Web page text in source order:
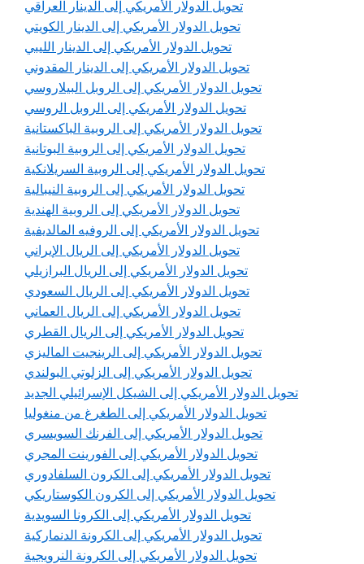
تحويل الدولار الأمريكي إلى الدينار العراقي
تحويل الدولار الأمريكي إلى الدينار الكويتي
تحويل الدولار الأمريكي إلى الدينار الليبي
تحويل الدولار الأمريكي إلى الدينار المقدوني
تحويل الدولار الأمريكي إلى الروبل البيلاروسي
تحويل الدولار الأمريكي إلى الروبل الروسي
تحويل الدولار الأمريكي إلى الروبية الباكستانية
تحويل الدولار الأمريكي إلى الروبية البوتانية
تحويل الدولار الأمريكي إلى الروبية السريلانكية
تحويل الدولار الأمريكي إلى الروبية النيبالية
تحويل الدولار الأمريكي إلى الروبية الهندية
تحويل الدولار الأمريكي إلى الروفيه المالديفية
تحويل الدولار الأمريكي إلى الريال الإيراني
تحويل الدولار الأمريكي إلى الريال البرازيلي
تحويل الدولار الأمريكي إلى الريال السعودي
تحويل الدولار الأمريكي إلى الريال العماني
تحويل الدولار الأمريكي إلى الريال القطري
تحويل الدولار الأمريكي إلى الرينجيت الماليزي
تحويل الدولار الأمريكي إلى الزلوتي البولندي
تحويل الدولار الأمريكي إلى الشيكل الإسرائيلي الجديد
تحويل الدولار الأمريكي إلى الطغرغ من منغوليا
تحويل الدولار الأمريكي إلى الفرنك السويسري
تحويل الدولار الأمريكي إلى الفورينت المجري
تحويل الدولار الأمريكي إلى الكرون السلفادوري
تحويل الدولار الأمريكي إلى الكرون الكوستاريكي
تحويل الدولار الأمريكي إلى الكرونا السويدية
تحويل الدولار الأمريكي إلى الكرونة الدنماركية
تحويل الدولار الأمريكي إلى الكرونة النرويجية